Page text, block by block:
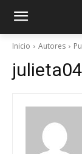
Inicio Autores